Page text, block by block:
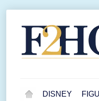
DISNEY